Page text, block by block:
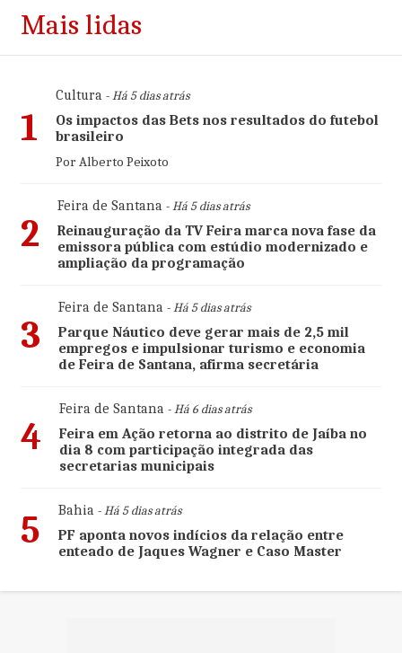
Mais lidas
1
Cultura- Há 5 dias atrás
Os impactos das Bets nos resultados do futebol
brasileiro
Por Alberto Peixoto
2
Feira de Santana- Há 5 dias atrás
Reinauguração da TV Feira marca nova fase da
emissora pública com estúdio modernizado e
ampliação da programação
3
Feira de Santana- Há 5 dias atrás
Parque Náutico deve gerar mais de 2,5 mil
empregos e impulsionar turismo e economia
de Feira de Santana, afirma secretária
4
Feira de Santana- Há 6 dias atrás
Feira em Ação retorna ao distrito de Jaíba no
dia 8 com participação integrada das
secretarias municipais
5 Bahia- Há 5 dias atrás
PF aponta novos indícios da relação entre
enteado de Jaques Wagner e Caso Master